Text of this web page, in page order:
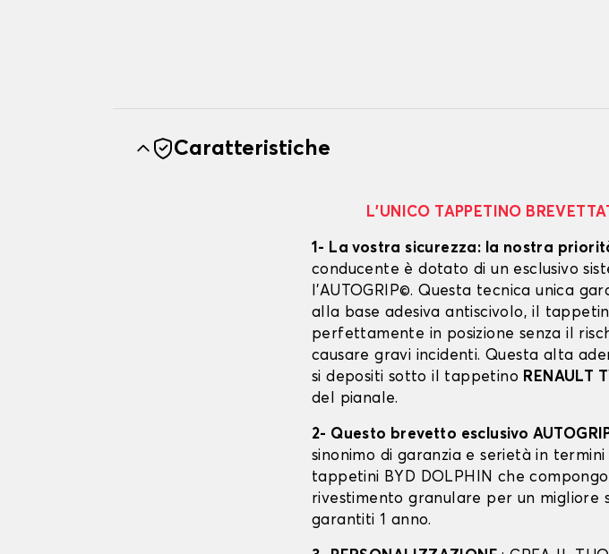
Caratteristiche
L’UNICO TAPPETINO
1- La vostra sicurezza: la nostra
conducente è dotato di un esclusivo
l’AUTOGRIP©. Questa tecnica unica
alla base adesiva antiscivolo, il
perfettamente in posizione senza il
causare gravi incidenti. Questa alta
si depositi sotto il tappetino RENAULT
del pianale.
2- Questo brevetto esclusivo
sinonimo di garanzia e serietà in
tappetini BYD DOLPHIN che
rivestimento granulare per un migliore
garantiti 1 anno.